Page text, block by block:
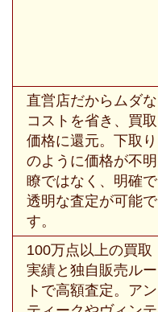
直営店だからムダな
コストを省き、買取
価格に還元。下取り
のように価格が不明
瞭ではなく、明確で
透明な査定が可能で
す。
100万点以上の買取
実績と独自販売ルー
トで高額査定。アン